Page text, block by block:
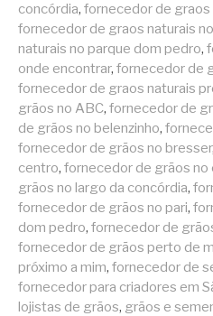
concórdia, fornecedor de graos
fornecedor de graos naturais
naturais no parque dom pedro,
onde encontrar, fornecedor de
fornecedor de graos naturais
grãos no ABC, fornecedor de
de grãos no belenzinho,
fornecedor de grãos no bresser,
centro, fornecedor de grãos no
grãos no largo da concórdia,
fornecedor de grãos no pari,
dom pedro, fornecedor de
fornecedor de grãos perto de
próximo a mim, fornecedor de
fornecedor para criadores em
lojistas de grãos, grãos e